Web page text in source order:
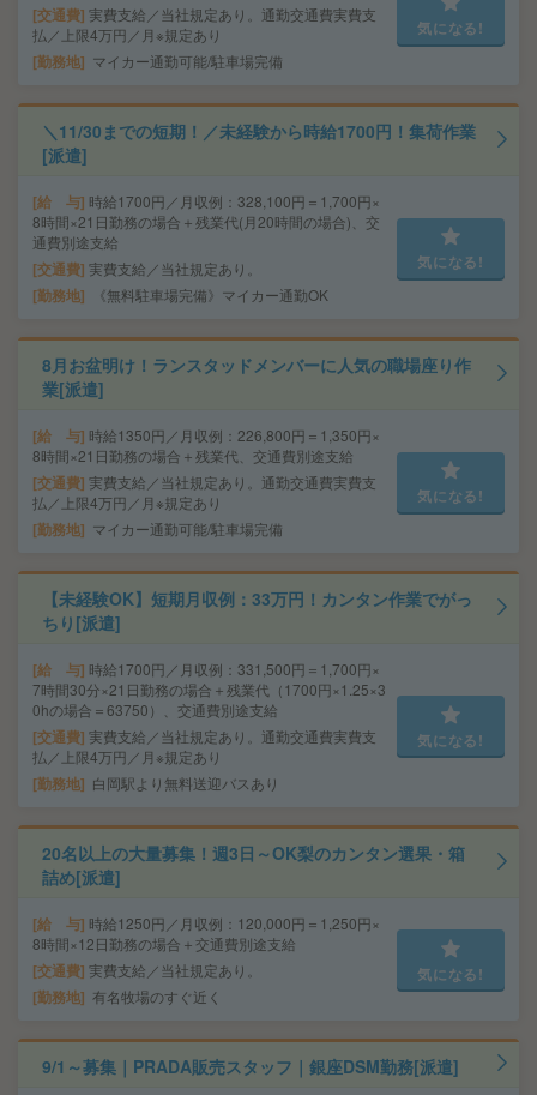
交通費 実費支給／当社規定あり。通勤交通費実費支
払／上限4万円／月※規定あり
勤務地 マイカー通勤可能/駐車場完備
気になる!
＼11/30までの短期！／未経験から時給1700円！集荷作業
[派遣]
給 与 時給1700円／月収例：328,100円＝1,700円×
8時間×21日勤務の場合＋残業代(月20時間の場合)、交
通費別途支給
交通費 実費支給／当社規定あり。
勤務地 《無料駐車場完備》マイカー通勤OK
気になる!
8月お盆明け！ランスタッドメンバーに人気の職場座り作
業[派遣]
給 与 時給1350円／月収例：226,800円＝1,350円×
8時間×21日勤務の場合＋残業代、交通費別途支給
交通費 実費支給／当社規定あり。通勤交通費実費支
払／上限4万円／月※規定あり
勤務地 マイカー通勤可能/駐車場完備
気になる!
【未経験OK】短期月収例：33万円！カンタン作業でがっ
ちり[派遣]
給 与 時給1700円／月収例：331,500円＝1,700円×
7時間30分×21日勤務の場合＋残業代（1700円×1.25×3
0hの場合＝63750）、交通費別途支給
交通費 実費支給／当社規定あり。通勤交通費実費支
払／上限4万円／月※規定あり
勤務地 白岡駅より無料送迎バスあり
気になる!
20名以上の大量募集！週3日～OK梨のカンタン選果・箱
詰め[派遣]
給 与 時給1250円／月収例：120,000円＝1,250円×
8時間×12日勤務の場合＋交通費別途支給
交通費 実費支給／当社規定あり。
勤務地 有名牧場のすぐ近く
気になる!
9/1～募集｜PRADA販売スタッフ｜銀座DSM勤務[派遣]